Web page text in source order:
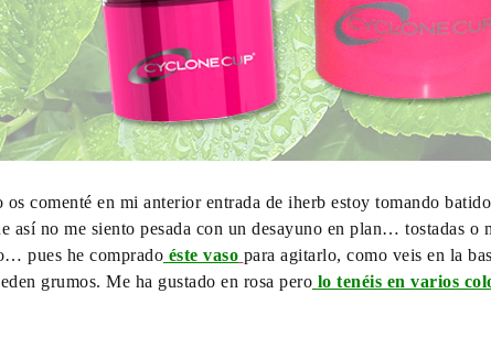
os comenté en mi anterior entrada de iherb estoy tomando
así no me siento pesada con un desayuno en plan… tostadas
pues he comprado éste vaso para agitarlo, como veis en la
grumos. Me ha gustado en rosa pero lo tenéis en varios